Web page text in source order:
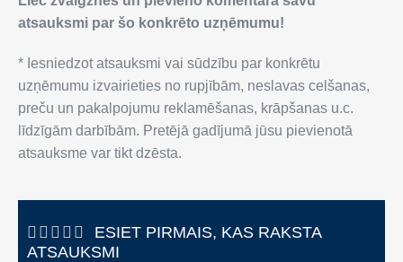
atsauksmi par šo konkrēto uzņēmumu!
* Iesniedzot atsauksmi vai sūdzību par konkrētu
uzņēmumu izvairieties no rupjībām, neslavas celšanas,
preču un pakalpojumu reklamēšanas, krāpšanas u.c.
līdzīgām darbībām. Pretējā gadījumā jūsu pievienotā
atsauksme var tikt dzēsta.
ESIET PIRMAIS, KAS RAKSTA
ATSAUKSMI